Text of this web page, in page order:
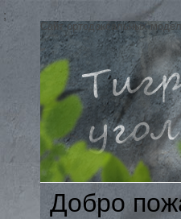
;
Сайт ортодоксальных
Добро